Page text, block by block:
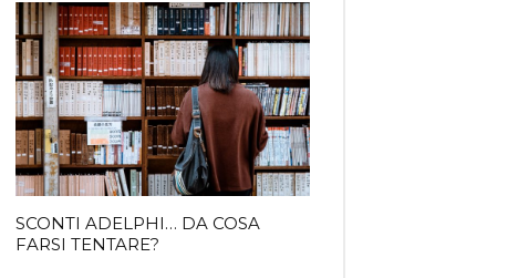
SCONTI ADELPHI… DA COSA
FARSI TENTARE?